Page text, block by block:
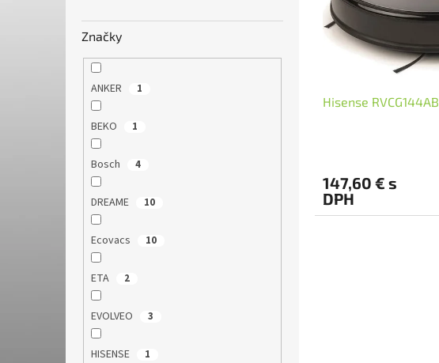
Značky
ANKER 1
BEKO 1
Bosch 4
DREAME 10
Ecovacs 10
ETA 2
EVOLVEO 3
HISENSE 1
Hisense RVCG144AB
147,60 € s
DPH